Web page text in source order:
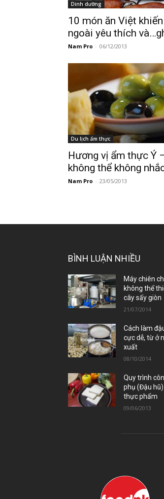
Dinh dưỡng
10 món ăn Việt
ngoài yêu thích
Nam Pro - 06/12/2013
Du lịch ẩm thực
Hương vị ẩm thực Ý
không thể không
Nam Pro - 23/05/2013
BÌNH LUẬN NHIỀU
Máy chiên
không thể
cây sấy giòn
21/07/2014
Cách làm
cực dễ, từ ở
xuất
08/10/2014
Quy trình
phụ (Đậu
thực phẩm
09/06/2013